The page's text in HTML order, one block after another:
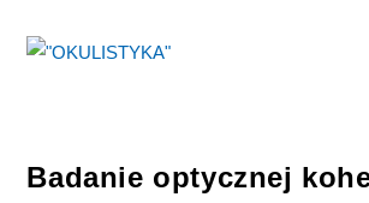
Badanie optycznej